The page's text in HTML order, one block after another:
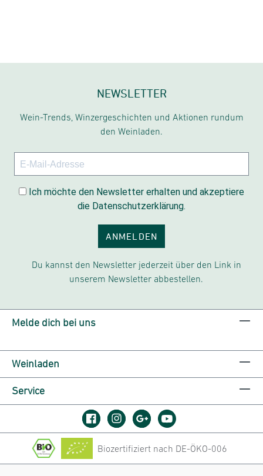
NEWSLETTER
Wein-Trends, Winzergeschichten und Aktionen rundum
den Weinladen.
Ich möchte den Newsletter erhalten und akzeptiere
die Datenschutzerklärung.
ANMELDEN
Du kannst den Newsletter jederzeit über den Link in
unserem Newsletter abbestellen.
Melde dich bei uns
Weinladen
Service
Biozertifiziert nach DE-ÖKO-006